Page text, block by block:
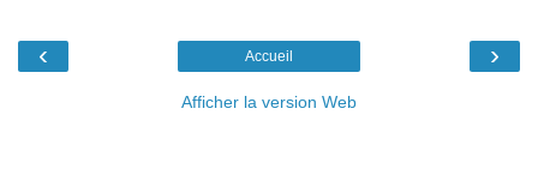
‹ ›
Accueil
Afficher la version Web